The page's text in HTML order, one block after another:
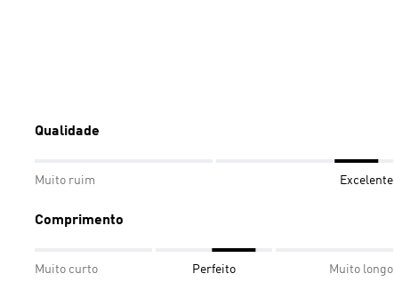
Qualidade
Muito ruim Excelente
Comprimento
Muito curto Perfeito Muito longo